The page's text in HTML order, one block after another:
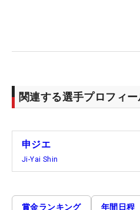
関連する選手プロフィ
申ジエ
Ji-Yai Shin
賞金ランキング 年間日程